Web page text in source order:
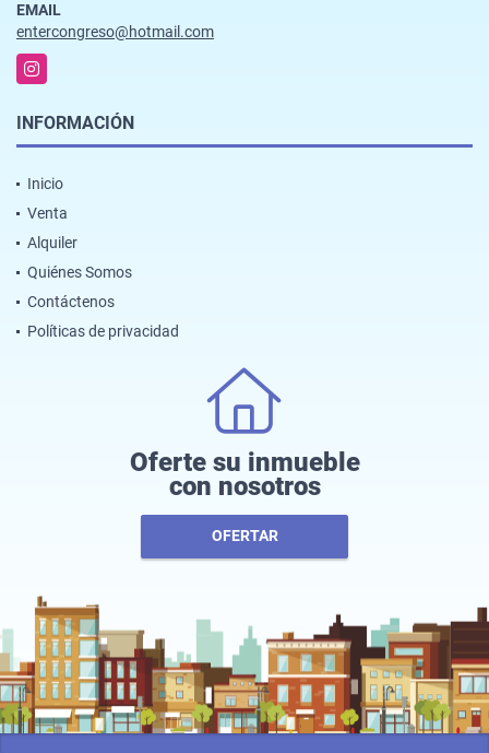
EMAIL
entercongreso@hotmail.com
Instagram
INFORMACIÓN
Inicio
Venta
Alquiler
Quiénes Somos
Contáctenos
Políticas de privacidad
Oferte su inmueble
con nosotros
OFERTAR